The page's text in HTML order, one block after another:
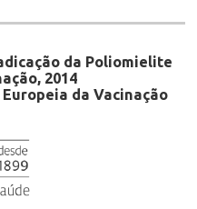
da Poliomielite
2014
da Vacinação